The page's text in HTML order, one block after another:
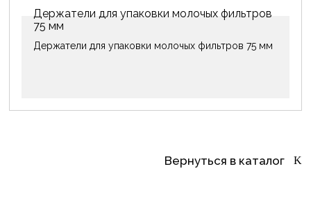
Держатели для упаковки молочых фильтров
75 мм
Держатели для упаковки молочых фильтров 75 мм
Вернуться в каталог